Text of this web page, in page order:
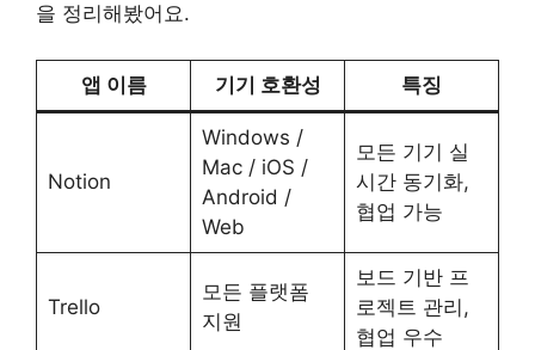
을 정리해봤어요.
앱 이름 기기 호환성 특징
Notion
Windows /
Mac / iOS /
Android /
Web
모든 기기 실
시간 동기화,
협업 가능
Trello
모든 플랫폼
지원
보드 기반 프
로젝트 관리,
협업 우수